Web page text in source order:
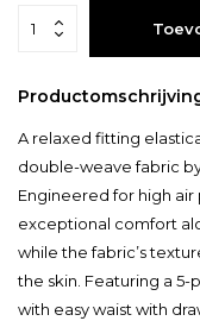
A relaxed fitting
double-weave fabric
Engineered for high
exceptional comfort
while the fabric’s
the skin. Featuring a
with easy waist with